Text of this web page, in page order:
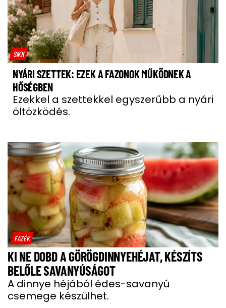
SIKK
NYÁRI SZETTEK: EZEK A FAZONOK MŰKÖDNEK A
HŐSÉGBEN
Ezekkel a szettekkel egyszerűbb a nyári
öltözködés.
FAZÉK
KI NE DOBD A GÖRÖGDINNYEHÉJAT, KÉSZÍTS
BELŐLE SAVANYÚSÁGOT
A dinnye héjából édes-savanyú
csemege készülhet.